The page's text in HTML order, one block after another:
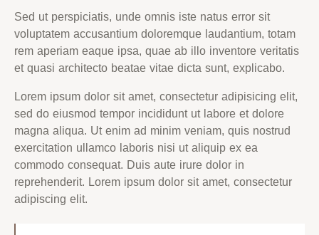
Sed ut perspiciatis, unde omnis iste natus error sit
voluptatem accusantium doloremque laudantium, totam
rem aperiam eaque ipsa, quae ab illo inventore veritatis
et quasi architecto beatae vitae dicta sunt, explicabo.
Lorem ipsum dolor sit amet, consectetur adipisicing elit,
sed do eiusmod tempor incididunt ut labore et dolore
magna aliqua. Ut enim ad minim veniam, quis nostrud
exercitation ullamco laboris nisi ut aliquip ex ea
commodo consequat. Duis aute irure dolor in
reprehenderit. Lorem ipsum dolor sit amet, consectetur
adipiscing elit.